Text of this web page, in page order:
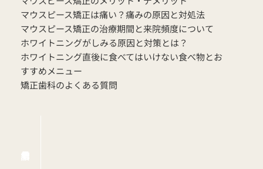
マウスピース矯正は痛い？痛みの原因と対処法
マウスピース矯正の治療期間と来院頻度について
ホワイトニングがしみる原因と対策とは？
ホワイトニング直後に食べてはいけない食べ物とお
すすめメニュー
矯正歯科のよくある質問